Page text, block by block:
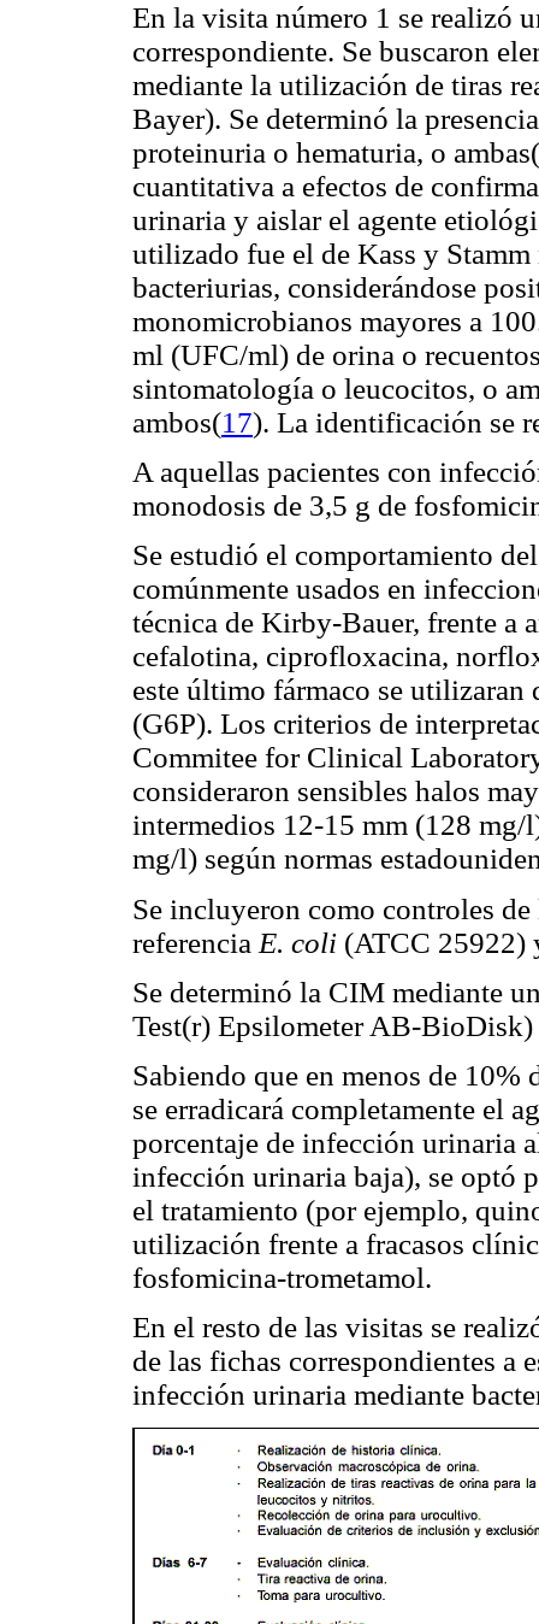
En la visita número 1 se realizó
correspondiente. Se buscaron
mediante la utilización de tiras
Bayer). Se determinó la
proteinuria o hematuria, o ambas(
cuantitativa a efectos de
urinaria y aislar el agente
utilizado fue el de Kass y
bacteriurias, considerándose
monomicrobianos mayores a
ml (UFC/ml) de orina o
sintomatología o leucocitos, o
ambos(17). La identificación se
A aquellas pacientes con
monodosis de 3,5 g de
Se estudió el comportamiento
comúnmente usados en
técnica de Kirby-Bauer, frente
cefalotina, ciprofloxacina,
este último fármaco se utilizaran
(G6P). Los criterios de
Commitee for Clinical
consideraron sensibles halos
intermedios 12-15 mm (128 mg/
mg/l) según normas
Se incluyeron como controles
referencia E. coli (ATCC
Se determinó la CIM mediante
Test(r) Epsilometer AB-
Sabiendo que en menos de
se erradicará completamente el
porcentaje de infección urinaria
infección urinaria baja), se optó
el tratamiento (por ejemplo,
utilización frente a fracasos
fosfomicina-trometamol.
En el resto de las visitas se
de las fichas correspondientes a
infección urinaria mediante